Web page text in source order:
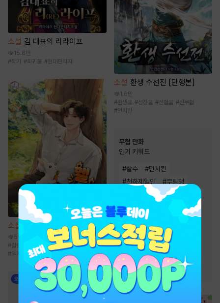
소설 김 대표의 리라이프
15.8만
#작가 #회귀물 #현대판타지
소설 헬 난이도에서 쉴게요
5만
# 힐링물 성장물 #시스템 #퓨전판타지
#영지물
소설 환생 수선전 [단행본]
1.6만
#환생물 #성장물 #선협물 #신무협
#먼치킨
무협 만화
인기 키워드
#살수 #먼치킨
#천하제일인 #무림맹
2025 정액제 무협
#2024 정액제 무협
#
역사/시대물
#전쟁물 #소림
#죽음/살인 #천마
# 복수물 #환생물
# 소설원작 #사파 복수